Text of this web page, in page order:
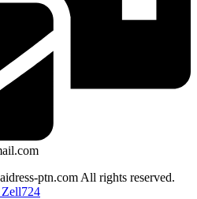
ptn.com All rights reserved.